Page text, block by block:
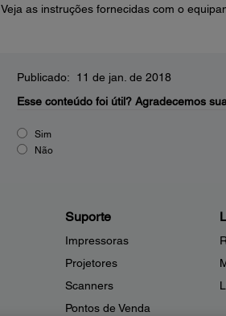
Veja as instruções fornecidas com o
Publicado: 11 de jan. de 2018
Esse conteúdo foi útil? Agradecemos
Sim
Não
Suporte
Impressoras
Projetores
Scanners
Pontos de Venda